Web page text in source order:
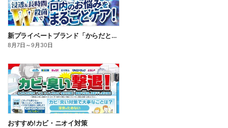
新プライベートブランド「からだとくらしに+1(プラスワン)」よりモンダミン口内トータルケア登場!
8月7日 ～9月30日
おすすめ!カビ・ニオイ対策